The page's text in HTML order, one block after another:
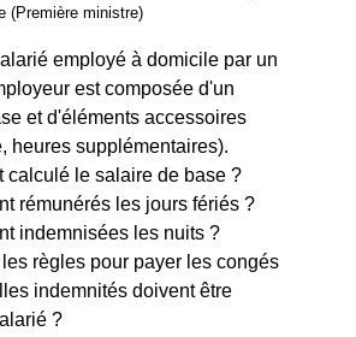
(Première ministre)
employé à domicile par un
est composée d'un
et d'éléments accessoires
heures supplémentaires).
calculé le salaire de base ?
rémunérés les jours fériés ?
indemnisées les nuits ?
règles pour payer les congés
indemnités doivent être
?